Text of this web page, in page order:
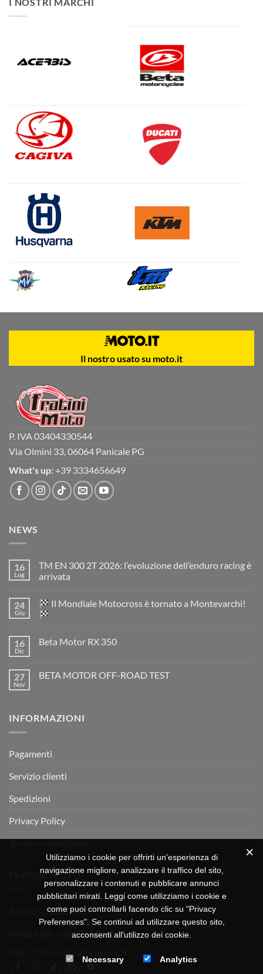
Il nostro usato su moto.it
P. IVA 03404330544
Via Olmini 33, 06064 Panicale PG
What's up: +39 3334656649
NEWS
16
Lug
TM EN 300 2T 2026: l’evoluzione dell’enduro racing è
arrivata
su
TM
EN
2026:
è
arrivata
24
Giu
Il Mondiale Motocross è tornato a Montevarchi!
su
Motocross
è
16
Dic
Beta Motor RX 350
Beta
27
Nov
BETA MOTOR OFF-ROAD TEST
MOTOR
INFORMAZIONI
Pagamenti
Servizio clienti
Spedizioni
Privacy Policy
Termini e condizioni
FRATINI MOTO
075 518 1504
+39 3334656649
Utilizziamo i cookie per offrirti un'esperienza di
navigazione migliore, analizzare il traffico del sito,
personalizzare i contenuti e pubblicare annunci
pubblicitari mirati. Leggi come utilizziamo i cookie e
come puoi controllarli facendo clic su "Privacy
Preferences". Se continui ad utilizzare questo sito,
acconsenti all'utilizzo dei cookie.
Necessary Analytics